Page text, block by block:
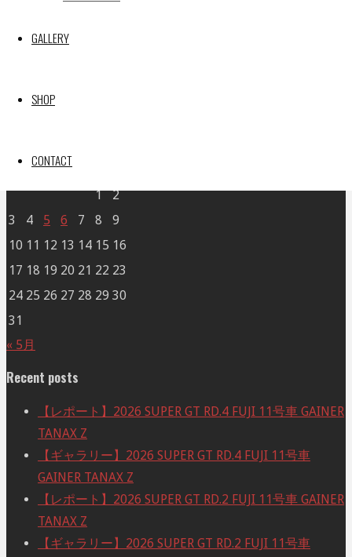
GALLERY
SHOP
CONTACT
火 水 木
1
2
3
4 5 6 7 8
9
10 11 12 13 14 15 16
17 18 19 20 21 22 23
24 25 26 27 28 29 30
31
« 5月
Recent posts
【レポート】2026 SUPER GT RD.4 FUJI 11号車 GAINER
TANAX Z
【ギャラリー】2026 SUPER GT RD.4 FUJI 11号車
GAINER TANAX Z
【レポート】2026 SUPER GT RD.2 FUJI 11号車 GAINER
TANAX Z
【ギャラリー】2026 SUPER GT RD.2 FUJI 11号車